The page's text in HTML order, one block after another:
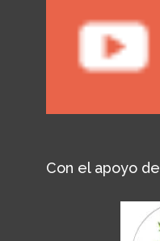
Con el apoyo de